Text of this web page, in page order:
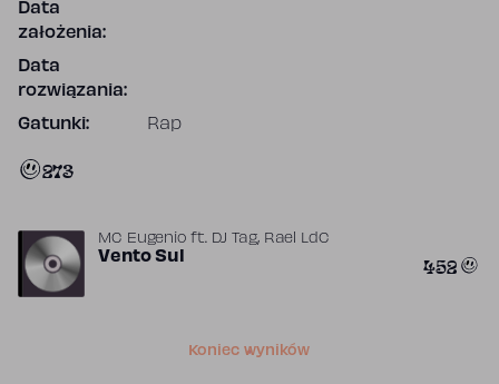
Data
założenia:
Data
rozwiązania:
Gatunki: Rap
273
MC Eugenio ft. DJ Tag, Rael LdC
Vento Sul 452
Koniec wyników